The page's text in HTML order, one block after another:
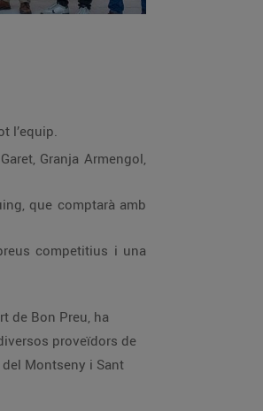
l’equip.
Granja Armengol,
que comptarà amb
competitius i una
de Bon Preu, ha
proveïdors de
del Montseny i Sant